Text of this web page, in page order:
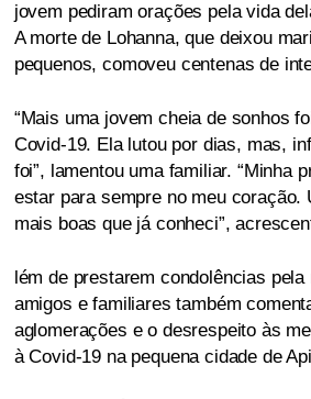
jovem pediram orações pela vida
A morte de Lohanna, que deixou
pequenos, comoveu centenas de
“Mais uma jovem cheia de sonhos
Covid-19. Ela lutou por dias, mas,
foi”, lamentou uma familiar. “Minha
estar para sempre no meu coração.
mais boas que já conheci”,
lém de prestarem condolências
amigos e familiares também
aglomerações e o desrespeito às
à Covid-19 na pequena cidade de